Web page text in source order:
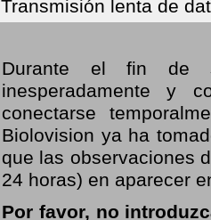
Transmisión lenta de
Durante el fin de
inesperadamente y
conectarse
Biolovision ya ha
que las observaciones
24 horas) en aparecer
Por favor, no